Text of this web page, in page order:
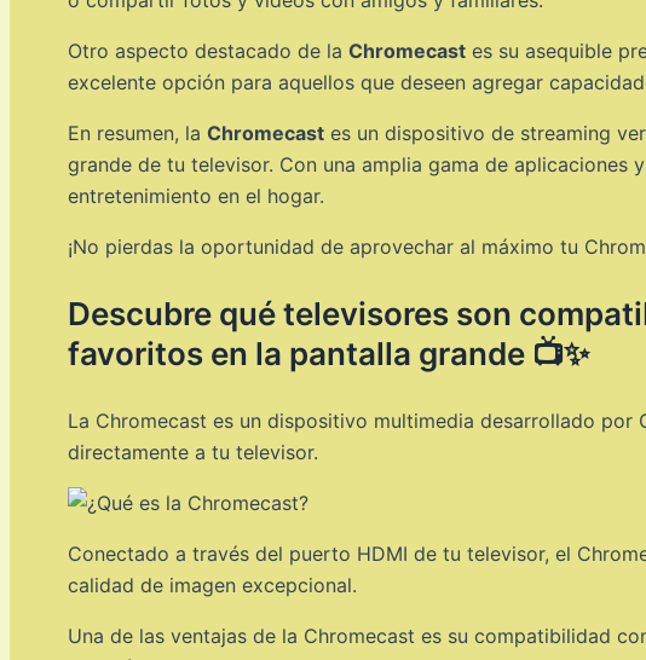
Otro aspecto destacado de la Chromecast es su asequible
excelente opción para aquellos que deseen agregar
En resumen, la Chromecast es un dispositivo de streaming
grande de tu televisor. Con una amplia gama de
entretenimiento en el hogar.
¡No pierdas la oportunidad de aprovechar al máximo tu
Descubre qué televisores son
favoritos en la pantalla grande 📺✨
La Chromecast es un dispositivo multimedia desarrollado
directamente a tu televisor.
Conectado a través del puerto HDMI de tu televisor, el
calidad de imagen excepcional.
Una de las ventajas de la Chromecast es su compatibilidad